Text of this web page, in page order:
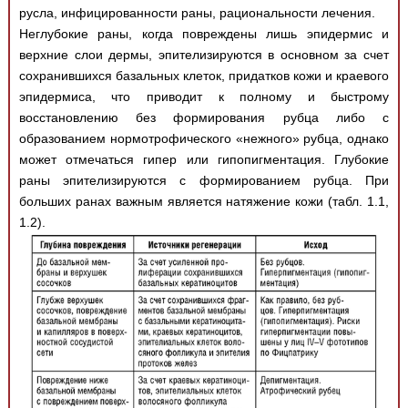
русла, инфицированности раны, рациональности лечения.
Неглубокие раны, когда повреждены лишь эпидермис и
верхние слои дермы, эпителизируются в основном за счет
сохранившихся базальных клеток, придатков кожи и краевого
эпидермиса, что приводит к полному и быстрому
восстановлению без формирования рубца либо с
образованием нормотрофического «нежного» рубца, однако
может отмечаться гипер или гипопигментация. Глубокие
раны эпителизируются с формированием рубца. При
больших ранах важным является натяжение кожи (табл. 1.1,
1.2).